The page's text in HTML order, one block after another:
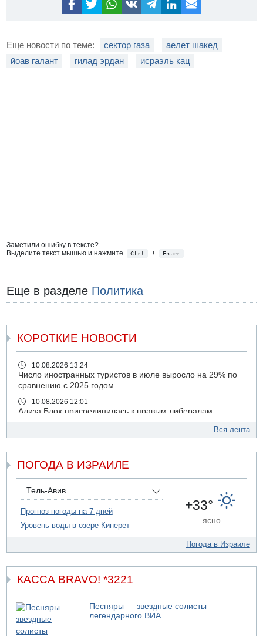
Еще новости по теме: сектор газа
аелет шакед
йоав галант
гилад эрдан исраэль кац
Заметили ошибку в тексте?
Выделите текст мышью и нажмите
Ctrl + Enter
Еще в разделе Политика
КОРОТКИЕ НОВОСТИ
10.08.2026 13:24
Число иностранных туристов в июле выросло на 29% по
сравнению с 2025 годом
10.08.2026 12:01
Ализа Блох присоединилась к правым либералам
На 4-м шоссе погиб под колесами автомобиля мужчина
09.08.2026 20:04
Сын экс-депутата от партии ШАС арестован за
09.08.2026 19:36
16-летний подросток разбился насмерть при падении
со скалы в районе пещеры Кешет
16-летний подросток упал со скалы в районе пещеры
Двое погибших при столкновении автомобилей на 1
шоссе
09.08.2026 18:30
Пресс-служба ЦАХАЛа сообщила об уничтожении
подземного арсенала "Хизбаллы"
Вся лента
ПОГОДА В ИЗРАИЛЕ
Тель-Авив
Прогноз погоды на 7 дней
Уровень воды в озере Кинерет
+33°
ясно
Погода в Израиле
КАССА BRAVO! *3221
Песняры — звездные солисты
легендарного ВИА